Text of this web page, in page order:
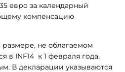
евро за календарный
компенсацию
не облагаемом
в INF14 к 1 февраля года,
В декларации указываются